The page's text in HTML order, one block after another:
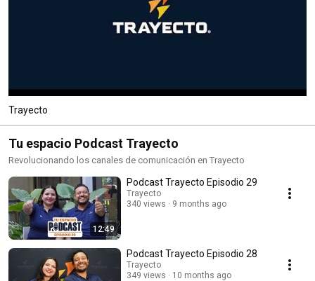
Trayecto
Tu espacio Podcast Trayecto
Revolucionando los canales de comunicación en Trayecto
12:49
Podcast Trayecto Episodio 29
Trayecto
340 views
9 months ago
Podcast Trayecto Episodio 28
Trayecto
349 views
10 months ago